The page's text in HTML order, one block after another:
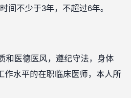
间不少于3年，不超过6年。
和医德医风，遵纪守法，身体
作水平的在职临床医师，本人所